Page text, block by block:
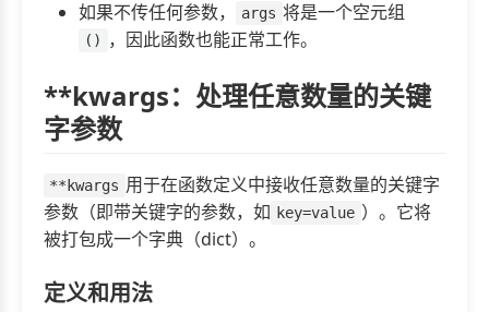
如果不传任何参数， args 将是一个空元组
() ，因此函数也能正常工作。
**kwargs：处理任意数量的关键
字参数
**kwargs 用于在函数定义中接收任意数量的关键字
参数（即带关键字的参数，如 key=value ）。它将
被打包成一个字典（dict）。
定义和用法